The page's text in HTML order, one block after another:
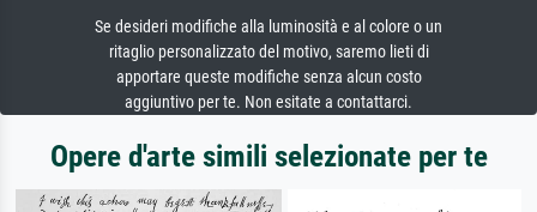
Se desideri modifiche alla luminosità e al colore o un
ritaglio personalizzato del motivo, saremo lieti di
apportare queste modifiche senza alcun costo
aggiuntivo per te. Non esitate a contattarci.
Opere d'arte simili selezionate per te